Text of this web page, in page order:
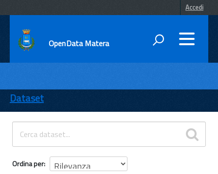
Accedi
OpenData Matera
ENTI
TEMI
INFORMAZIONI
Dataset
Ordina per